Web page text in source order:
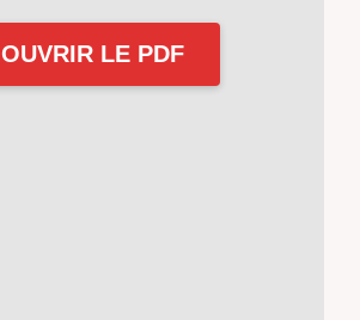
OUVRIR LE PDF